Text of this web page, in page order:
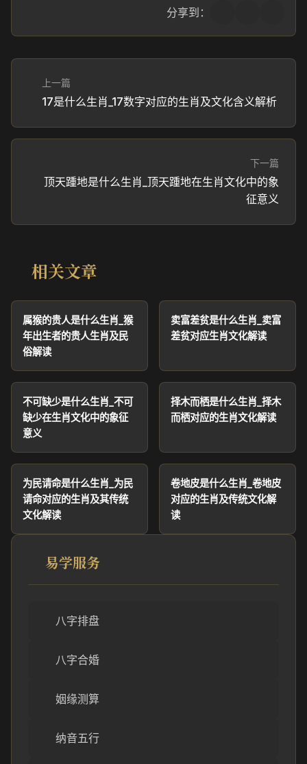
分享到：
上一篇
17是什么生肖_17数字对应的生肖及文化含义解析
下一篇
顶天踵地是什么生肖_顶天踵地在生肖文化中的象
征意义
相关文章
属猴的贵人是什么生肖_猴
年出生者的贵人生肖及民
俗解读
卖富差贫是什么生肖_卖富
差贫对应生肖文化解读
不可缺少是什么生肖_不可
缺少在生肖文化中的象征
意义
择木而栖是什么生肖_择木
而栖对应的生肖文化解读
为民请命是什么生肖_为民
请命对应的生肖及其传统
文化解读
卷地皮是什么生肖_卷地皮
对应的生肖及传统文化解
读
易学服务
八字排盘
八字合婚
姻缘测算
纳音五行